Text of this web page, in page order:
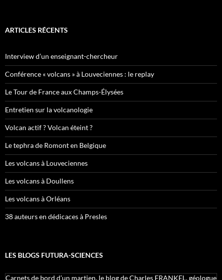
ARTICLES RÉCENTS
Interview d’un enseignant-chercheur
Conférence « volcans » à Louveciennes : le replay
Le Tour de France aux Champs-Élysées
Entretien sur la volcanologie
Volcan actif ? Volcan éteint ?
Le tephra de Romont en Belgique
Les volcans à Louveciennes
Les volcans à Doullens
Les volcans à Orléans
38 auteurs en dédicaces à Presles
LES BLOGS FUTURA-SCIENCES
Carnets de bord d’un martien, le blog de Charles FRANKEL, géologue